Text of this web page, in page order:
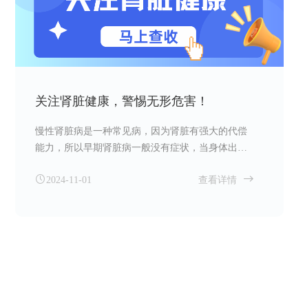
关注肾脏健康，警惕无形危害！
慢性肾脏病是一种常见病，因为肾脏有强大的代偿
能力，所以早期肾脏病一般没有症状，当身体出现
重，失去早期治疗的机会，因此也被称为“无声的杀
2024-11-01 查看详情